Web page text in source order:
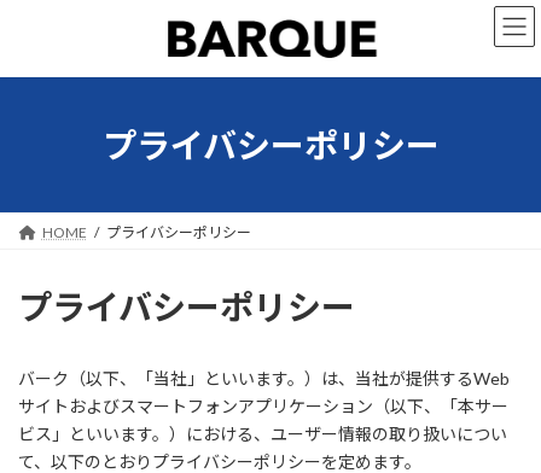
ン
ー
プライバシーポリシー
HOME プライバシーポリシー
プライバシーポリシー
バーク（以下、「当社」といいます。）は、当社が提供するWeb
サイトおよびスマートフォンアプリケーション（以下、「本サー
ビス」といいます。）における、ユーザー情報の取り扱いについ
て、以下のとおりプライバシーポリシーを定めます。